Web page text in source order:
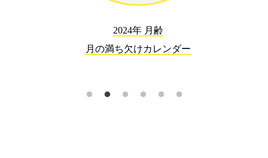
2024年 月齢
月の満ち欠けカレンダー